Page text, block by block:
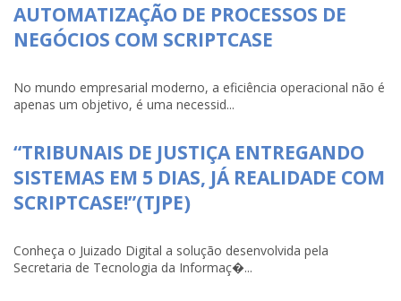
AUTOMATIZAÇÃO DE PROCESSOS DE
NEGÓCIOS COM SCRIPTCASE
No mundo empresarial moderno, a eficiência operacional não é
apenas um objetivo, é uma necessid...
“TRIBUNAIS DE JUSTIÇA ENTREGANDO
SISTEMAS EM 5 DIAS, JÁ REALIDADE COM
SCRIPTCASE!”(TJPE)
Conheça o Juizado Digital a solução desenvolvida pela
Secretaria de Tecnologia da Informaç�...